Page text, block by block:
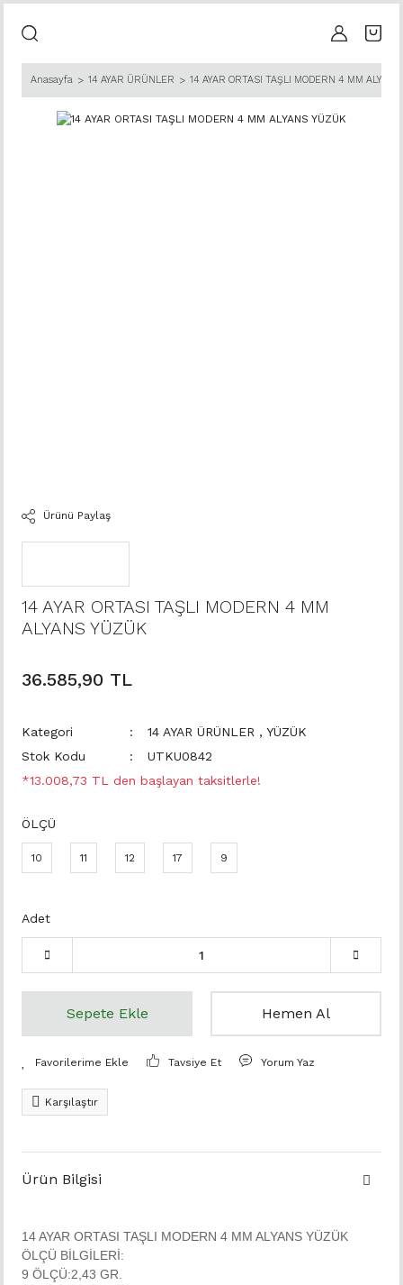
Anasayfa 14 AYAR ÜRÜNLER 14 AYAR ORTASI TAŞLI MODERN 4 MM
Ürünü Paylaş
14 AYAR ORTASI TAŞLI MODERN 4 MM
ALYANS YÜZÜK
36.585,90 TL
Kategori 14 AYAR ÜRÜNLER , YÜZÜK
Stok Kodu
UTKU0842
*13.008,73 TL den başlayan taksitlerle!
ÖLÇÜ
10 11 12 17 9
Adet
Sepete Ekle Hemen Al
Tavsiye Et Yorum Yaz
Karşılaştır
Ürün Bilgisi
14 AYAR ORTASI TAŞLI MODERN 4 MM ALYANS YÜZÜK
ÖLÇÜ BİLGİLERİ:
9 ÖLÇÜ:2,43 GR.